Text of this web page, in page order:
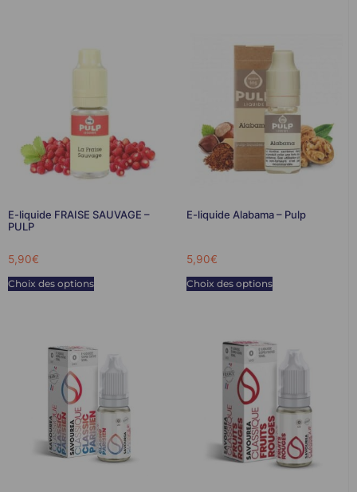
E-liquide FRAISE SAUVAGE –
PULP
5,90€
Choix des options
E-liquide Alabama – Pulp
5,90€
Choix des options